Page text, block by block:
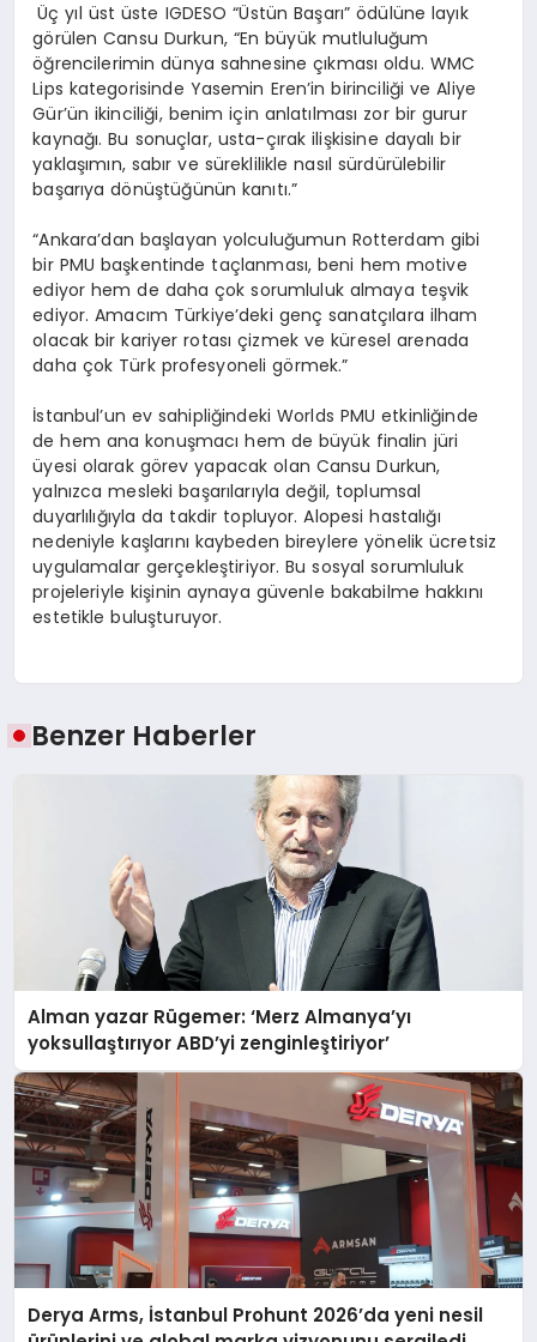
Üç yıl üst üste IGDESO “Üstün Başarı” ödülüne layık
görülen Cansu Durkun, “En büyük mutluluğum
öğrencilerimin dünya sahnesine çıkması oldu. WMC
Lips kategorisinde Yasemin Eren’in birinciliği ve Aliye
Gür’ün ikinciliği, benim için anlatılması zor bir gurur
kaynağı. Bu sonuçlar, usta-çırak ilişkisine dayalı bir
yaklaşımın, sabır ve süreklilikle nasıl sürdürülebilir
başarıya dönüştüğünün kanıtı.”
“Ankara’dan başlayan yolculuğumun Rotterdam gibi
bir PMU başkentinde taçlanması, beni hem motive
ediyor hem de daha çok sorumluluk almaya teşvik
ediyor. Amacım Türkiye’deki genç sanatçılara ilham
olacak bir kariyer rotası çizmek ve küresel arenada
daha çok Türk profesyoneli görmek.”
İstanbul’un ev sahipliğindeki Worlds PMU etkinliğinde
de hem ana konuşmacı hem de büyük finalin jüri
üyesi olarak görev yapacak olan Cansu Durkun,
yalnızca mesleki başarılarıyla değil, toplumsal
duyarlılığıyla da takdir topluyor. Alopesi hastalığı
nedeniyle kaşlarını kaybeden bireylere yönelik ücretsiz
uygulamalar gerçekleştiriyor. Bu sosyal sorumluluk
projeleriyle kişinin aynaya güvenle bakabilme hakkını
estetikle buluşturuyor.
Benzer Haberler
Alman yazar Rügemer: ‘Merz Almanya’yı
yoksullaştırıyor ABD’yi zenginleştiriyor’
Derya Arms, İstanbul Prohunt 2026’da yeni nesil